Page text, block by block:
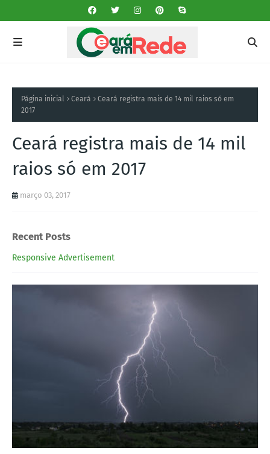
Página inicial Ceará
Ceará registra mais de 14 mil raios só em
2017
Ceará registra mais de 14 mil
raios só em 2017
março 03, 2017
Recent Posts
Responsive Advertisement